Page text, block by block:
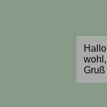
Gruß